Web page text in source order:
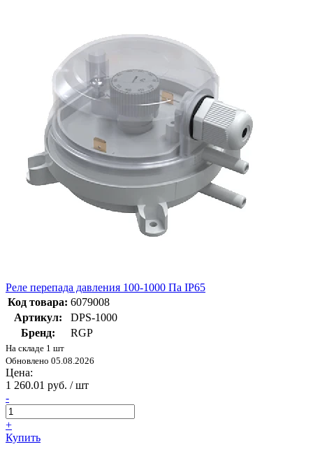
Реле перепада давления 100-1000 Па IP65
Код товара: 6079008
Артикул:
DPS-1000
Бренд:
RGP
На складе 1 шт
Обновлено 05.08.2026
Цена:
1 260.01 руб. / шт
-
+
Купить